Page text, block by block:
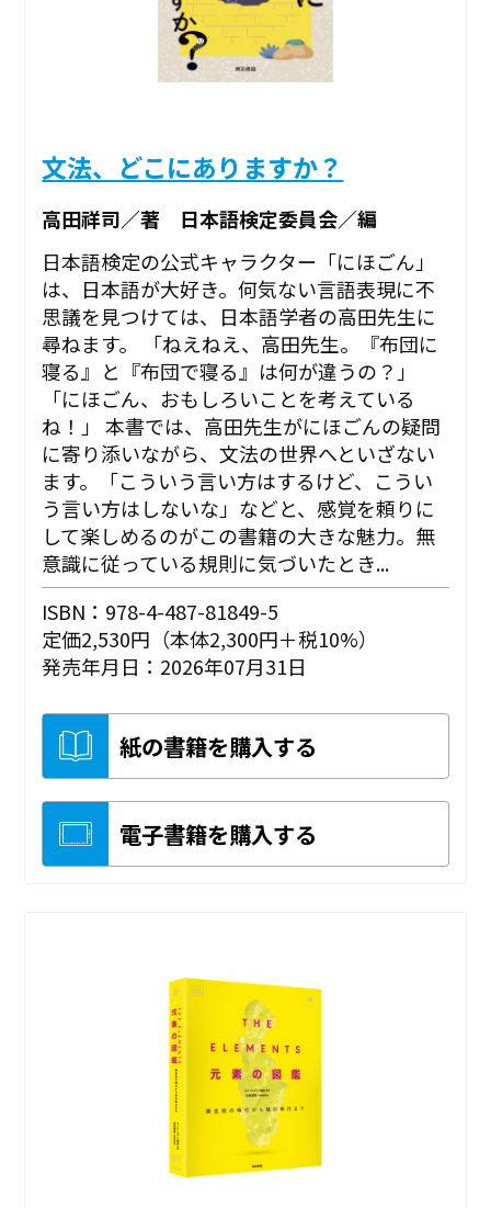
文法、どこにありますか？
高田祥司／著 日本語検定委員会／編
日本語検定の公式キャラクター「にほごん」
は、日本語が大好き。何気ない言語表現に不
思議を見つけては、日本語学者の高田先生に
尋ねます。 「ねえねえ、高田先生。『布団に
寝る』と『布団で寝る』は何が違うの？」
「にほごん、おもしろいことを考えている
ね！」 本書では、高田先生がにほごんの疑問
に寄り添いながら、文法の世界へといざない
ます。「こういう言い方はするけど、こうい
う言い方はしないな」などと、感覚を頼りに
して楽しめるのがこの書籍の大きな魅力。無
意識に従っている規則に気づいたとき...
ISBN：978-4-487-81849-5
定価2,530円（本体2,300円＋税10%）
発売年月日：2026年07月31日
紙の書籍を購入する
電子書籍を購入する